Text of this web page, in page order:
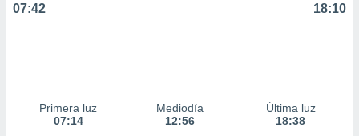
07:42 18:10
Primera luz
07:14
Mediodía
12:56
Última luz
18:38